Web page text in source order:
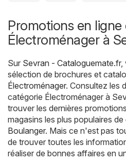
Promotions en
Électroménager à
Sur Sevran - Cataloguemate.fr,
sélection de brochures et
Électroménager. Consultez les
catégorie Électroménager à
trouver les dernières
magasins les plus populaires
Boulanger. Mais ce n'est pas
de trouver toutes les
réaliser de bonnes affaires en